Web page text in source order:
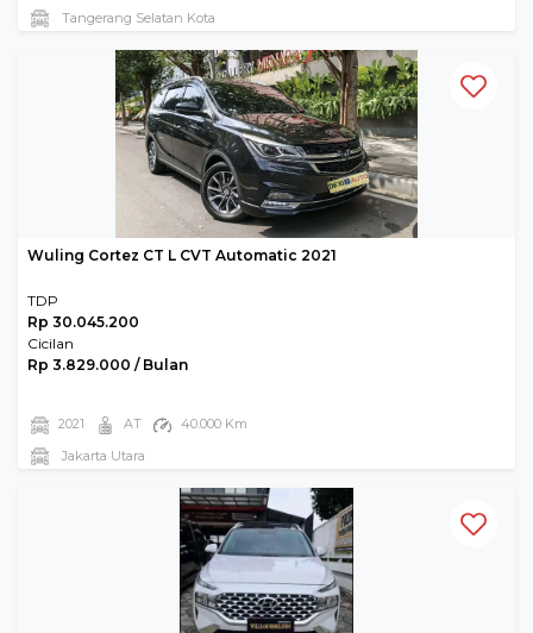
Tangerang Selatan Kota
Wuling Cortez CT L CVT Automatic 2021
TDP
Rp 30.045.200
Cicilan
Rp 3.829.000 / Bulan
2021 AT
40.000 Km
Jakarta Utara